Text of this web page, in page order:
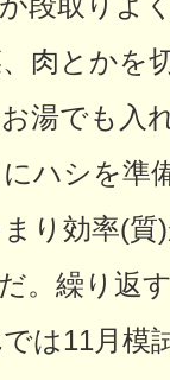
肉とかを
湯でも入
ハシを
り効率(
。繰り返
は11月模